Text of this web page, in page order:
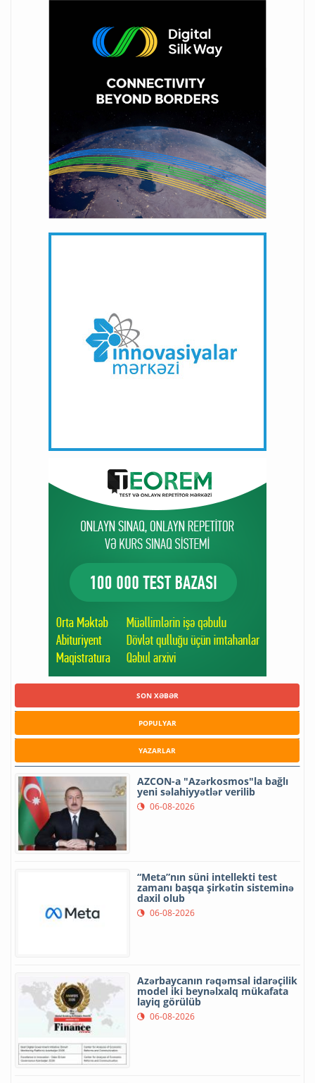
SON XƏBƏR
POPULYAR
YAZARLAR
AZCON-a "Azərkosmos"la bağlı
yeni səlahiyyətlər verilib
06-08-2026
“Meta”nın süni intellekti test
zamanı başqa şirkətin sisteminə
daxil olub
06-08-2026
Azərbaycanın rəqəmsal idarəçilik
model iki beynəlxalq mükafata
layiq görülüb
06-08-2026